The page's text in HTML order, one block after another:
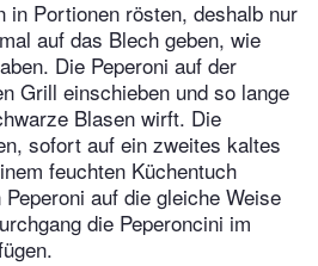
in Portionen rösten, deshalb nur
auf das Blech geben, wie
Die Peperoni auf der
Grill einschieben und so lange
Blasen wirft. Die
sofort auf ein zweites kaltes
feuchten Küchentuch
auf die gleiche Weise
die Peperoncini im